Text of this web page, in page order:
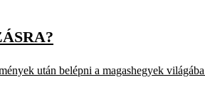
után belépni a magashegyek